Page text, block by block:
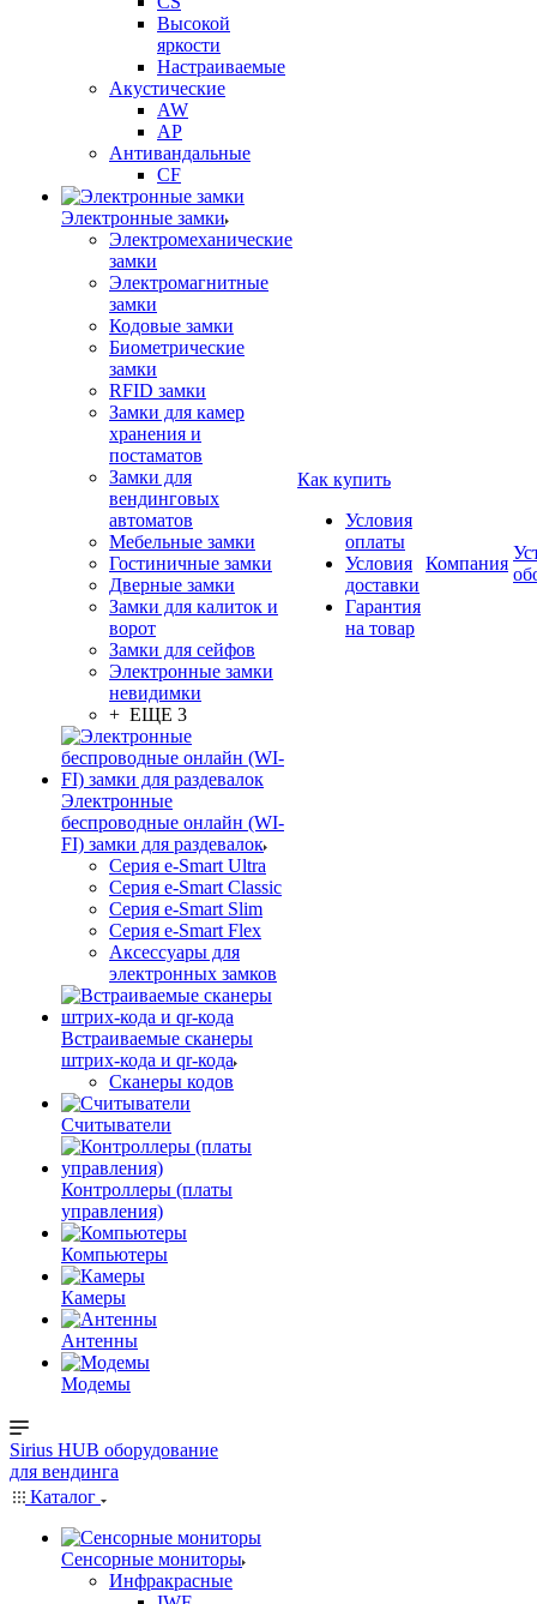
Высокой
яркости
Настраиваемые
Акустические
AW
AP
Антивандальные
CF
Электронные замки
Электромеханические
замки
Электромагнитные
замки
Кодовые замки
Биометрические
замки
RFID замки
Замки для камер
хранения и
постаматов
Замки для
вендинговых
автоматов
Мебельные замки
Гостиничные замки
Дверные замки
Замки для калиток и
ворот
Замки для сейфов
Электронные замки
невидимки
+ ЕЩЕ 3
Электронные
беспроводные онлайн (WI-
FI) замки для раздевалок
Серия e-Smart Ultra
Серия e-Smart Classic
Серия e-Smart Slim
Серия e-Smart Flex
Аксессуары для
электронных замков
Встраиваемые сканеры
штрих-кода и qr-кода
Сканеры кодов
Считыватели
Контроллеры (платы
управления)
Компьютеры
Камеры
Антенны
Модемы
Как купить
Условия
оплаты
Условия
доставки
Гарантия
на товар
Компания
Sirius HUB оборудование
для вендинга
Каталог
Сенсорные мониторы
Инфракрасные